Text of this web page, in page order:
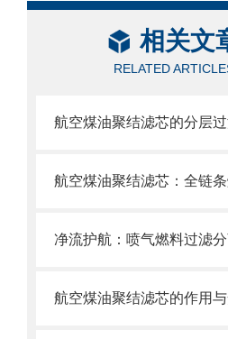
相关文
RELATED
航空煤油聚结滤芯的作用